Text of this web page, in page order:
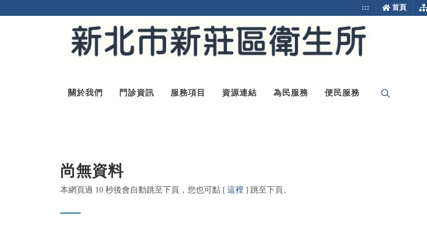
::: 首頁
關於我們 門診資訊 服務項目 資源連結 為民服務 便民服務
尚無資料
本網頁過 10 秒後會自動跳至下頁，您也可點 [ 這裡 ] 跳至下頁。